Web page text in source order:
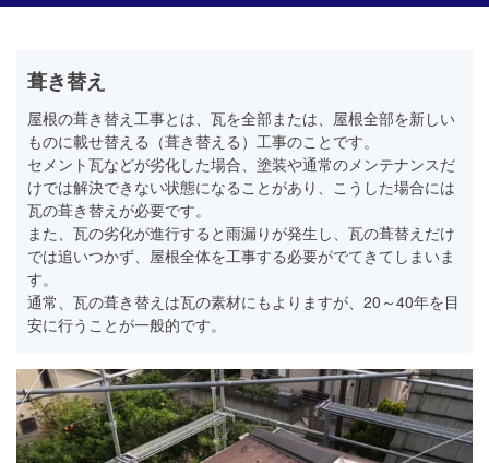
葺き替え
屋根の葺き替え工事とは、瓦を全部または、屋根全部を新しい
ものに載せ替える（葺き替える）工事のことです。
セメント瓦などが劣化した場合、塗装や通常のメンテナンスだ
けでは解決できない状態になることがあり、こうした場合には
瓦の葺き替えが必要です。
また、瓦の劣化が進行すると雨漏りが発生し、瓦の葺替えだけ
では追いつかず、屋根全体を工事する必要がでてきてしまいま
す。
通常、瓦の葺き替えは瓦の素材にもよりますが、20～40年を目
安に行うことが一般的です。